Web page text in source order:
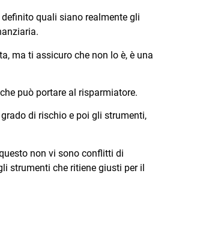
quali siano realmente gli
ma ti assicuro che non lo è, è una
può portare al risparmiatore.
di rischio e poi gli strumenti,
non vi sono conflitti di
strumenti che ritiene giusti per il